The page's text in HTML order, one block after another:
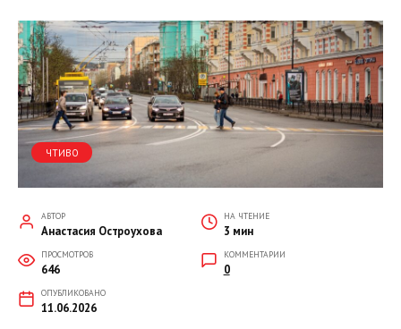
ЧТИВО
АВТОР
Анастасия Остроухова
НА ЧТЕНИЕ
3 мин
ПРОСМОТРОВ
646
КОММЕНТАРИИ
0
ОПУБЛИКОВАНО
11.06.2026